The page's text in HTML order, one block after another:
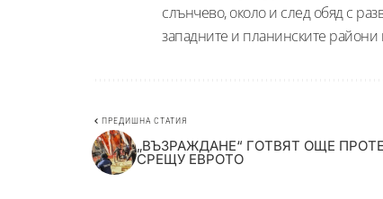
слънчево, около и след обяд с
западните и планинските
ПРЕДИШНА СТАТИЯ
„ВЪЗРАЖДАНЕ“ ГОТВЯТ ОЩЕ
СРЕЩУ ЕВРОТО